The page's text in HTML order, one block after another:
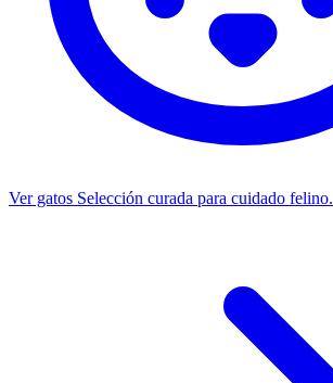
Ver gatos Selección curada para cuidado felino.